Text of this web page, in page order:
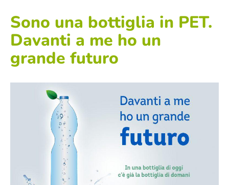
Sono una bottiglia in PET.
Davanti a me ho un
grande futuro